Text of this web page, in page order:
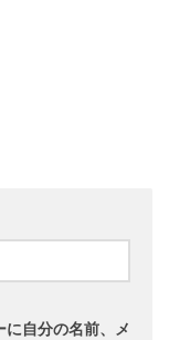
自分の名前、メ